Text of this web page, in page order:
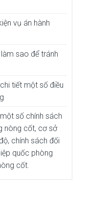
vụ án hành
sao để tránh
tiết một số điều
số chính sách
nòng cốt, cơ sở
chính sách đối
quốc phòng
cốt.